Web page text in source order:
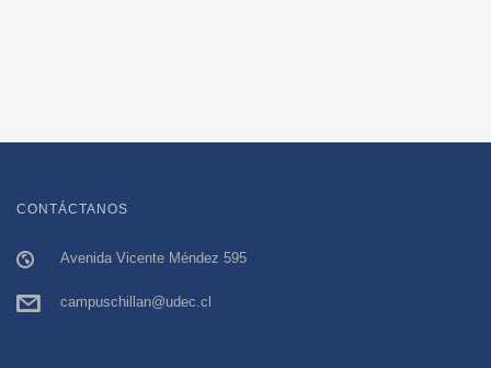
CONTÁCTANOS
Avenida Vicente Méndez 595
campuschillan@udec.cl